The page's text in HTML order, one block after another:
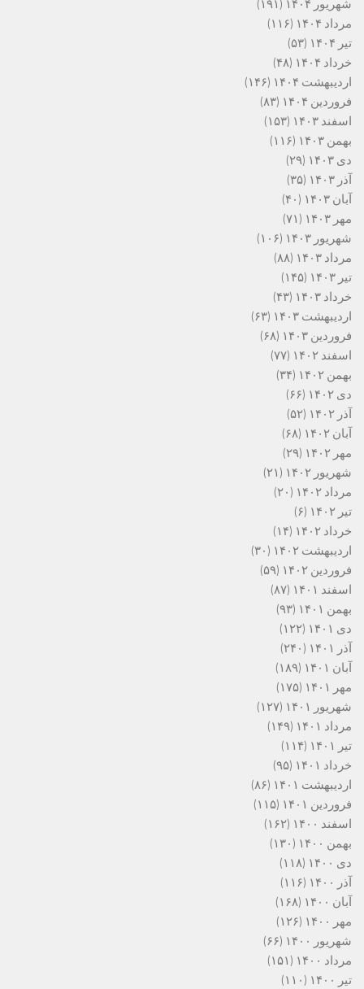
شهریور ۱۴۰۴
(۱۹۱)
مرداد ۱۴۰۴
(۱۱۶)
تیر ۱۴۰۴
(۵۳)
خرداد ۱۴۰۴
(۴۸)
اردیبهشت ۱۴۰۴
(۱۴۶)
فروردین ۱۴۰۴
(۸۳)
اسفند ۱۴۰۳
(۱۵۳)
بهمن ۱۴۰۳
(۱۱۶)
دی ۱۴۰۳
(۲۹)
آذر ۱۴۰۳
(۳۵)
آبان ۱۴۰۳
(۴۰)
مهر ۱۴۰۳
(۷۱)
شهریور ۱۴۰۳
(۱۰۶)
مرداد ۱۴۰۳
(۸۸)
تیر ۱۴۰۳
(۱۴۵)
خرداد ۱۴۰۳
(۴۳)
اردیبهشت ۱۴۰۳
(۶۳)
فروردین ۱۴۰۳
(۶۸)
اسفند ۱۴۰۲
(۷۷)
بهمن ۱۴۰۲
(۳۴)
دی ۱۴۰۲
(۶۶)
آذر ۱۴۰۲
(۵۲)
آبان ۱۴۰۲
(۶۸)
مهر ۱۴۰۲
(۲۹)
شهریور ۱۴۰۲
(۲۱)
مرداد ۱۴۰۲
(۲۰)
تیر ۱۴۰۲
(۶)
خرداد ۱۴۰۲
(۱۴)
اردیبهشت ۱۴۰۲
(۳۰)
فروردین ۱۴۰۲
(۵۹)
اسفند ۱۴۰۱
(۸۷)
بهمن ۱۴۰۱
(۹۳)
دی ۱۴۰۱
(۱۲۲)
آذر ۱۴۰۱
(۲۴۰)
آبان ۱۴۰۱
(۱۸۹)
مهر ۱۴۰۱
(۱۷۵)
شهریور ۱۴۰۱
(۱۲۷)
مرداد ۱۴۰۱
(۱۴۹)
تیر ۱۴۰۱
(۱۱۴)
خرداد ۱۴۰۱
(۹۵)
اردیبهشت ۱۴۰۱
(۸۶)
فروردین ۱۴۰۱
(۱۱۵)
اسفند ۱۴۰۰
(۱۶۲)
بهمن ۱۴۰۰
(۱۳۰)
دی ۱۴۰۰
(۱۱۸)
آذر ۱۴۰۰
(۱۱۶)
آبان ۱۴۰۰
(۱۶۸)
مهر ۱۴۰۰
(۱۲۶)
شهریور ۱۴۰۰
(۶۶)
مرداد ۱۴۰۰
(۱۵۱)
تیر ۱۴۰۰
(۱۱۰)